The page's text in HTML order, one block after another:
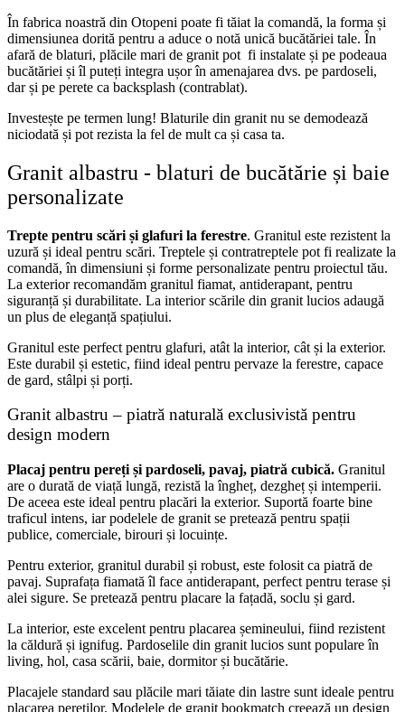
În fabrica noastră din Otopeni poate fi tăiat la comandă, la forma și
dimensiunea dorită pentru a aduce o notă unică bucătăriei tale. În
afară de blaturi, plăcile mari de granit pot fi instalate și pe podeaua
bucătăriei și îl puteți integra ușor în amenajarea dvs. pe pardoseli,
dar și pe perete ca backsplash (contrablat).
Investește pe termen lung! Blaturile din granit nu se demodează
niciodată și pot rezista la fel de mult ca și casa ta.
Granit albastru - blaturi de bucătărie și baie
personalizate
Trepte pentru scări și glafuri la ferestre. Granitul este rezistent la
uzură și ideal pentru scări. Treptele și contratreptele pot fi realizate la
comandă, în dimensiuni și forme personalizate pentru proiectul tău.
La exterior recomandăm granitul fiamat, antiderapant, pentru
siguranță și durabilitate. La interior scările din granit lucios adaugă
un plus de eleganță spațiului.
Granitul este perfect pentru glafuri, atât la interior, cât și la exterior.
Este durabil și estetic, fiind ideal pentru pervaze la ferestre, capace
de gard, stâlpi și porți.
Granit albastru – piatră naturală exclusivistă pentru
design modern
Placaj pentru pereți și pardoseli, pavaj, piatră cubică. Granitul
are o durată de viață lungă, rezistă la îngheț, dezgheț și intemperii.
De aceea este ideal pentru placări la exterior. Suportă foarte bine
traficul intens, iar podelele de granit se pretează pentru spații
publice, comerciale, birouri și locuințe.
Pentru exterior, granitul durabil și robust, este folosit ca piatră de
pavaj. Suprafața fiamată îl face antiderapant, perfect pentru terase și
alei sigure. Se pretează pentru placare la fațadă, soclu și gard.
La interior, este excelent pentru placarea șemineului, fiind rezistent
la căldură și ignifug. Pardoselile din granit lucios sunt populare în
living, hol, casa scării, baie, dormitor și bucătărie.
Placajele standard sau plăcile mari tăiate din lastre sunt ideale pentru
placarea pereților. Modelele de granit bookmatch creează un design